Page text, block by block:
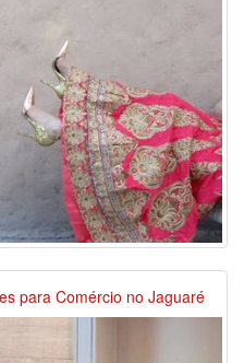
para Comércio no Jaguaré